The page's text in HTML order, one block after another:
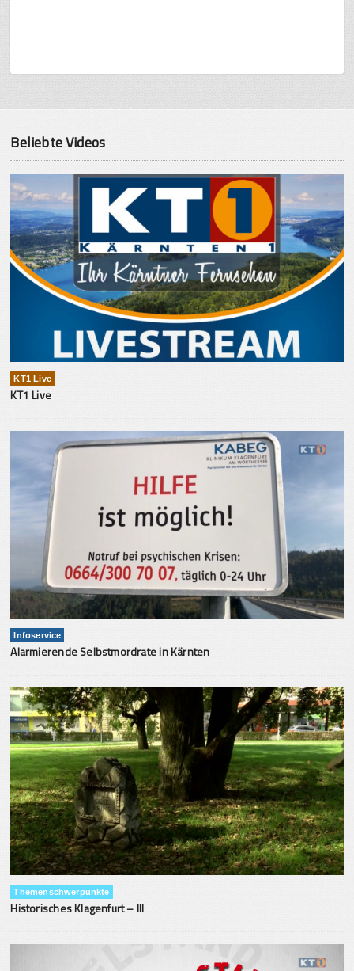
Beliebte Videos
KT1 Live
KT1 Live
Infoservice
Alarmierende Selbstmordrate in Kärnten
Themenschwerpunkte
Historisches Klagenfurt – III